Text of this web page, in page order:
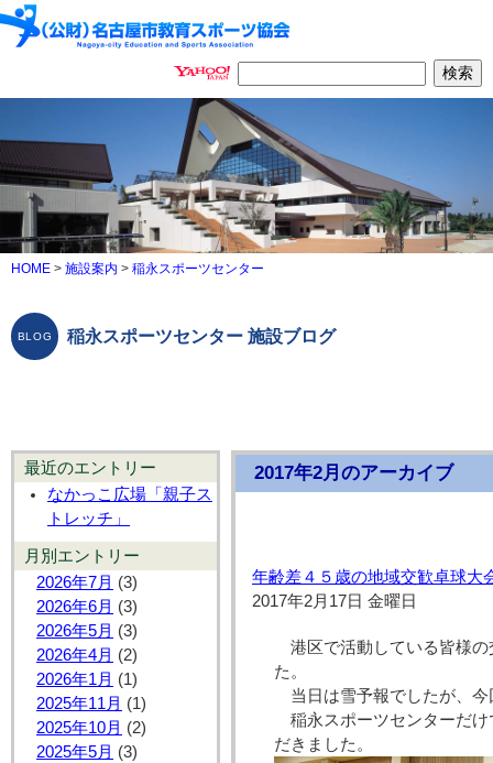
HOME > 施設案内 > 稲永スポーツセンター
稲永スポーツセンター 施設ブログ
最近のエントリー
なかっこ広場「親子ス
トレッチ」
月別エントリー
2026年7月 (3)
2026年6月 (3)
2026年5月 (3)
2026年4月 (2)
2026年1月 (1)
2025年11月 (1)
2025年10月 (2)
2025年5月 (3)
2017年2月のアーカイブ
年齢差４５歳の地域交歓卓球大
2017年2月17日 金曜日
港区で活動している皆様
た。
当日は雪予報でしたが、今
稲永スポーツセンターだけ
だきました。